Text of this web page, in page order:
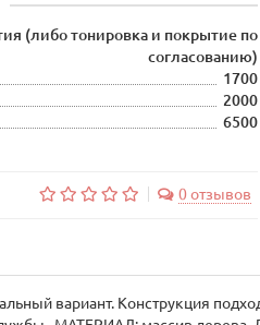
(либо тонировка и покрытие по
согласованию)
1700
2000
6500
0 отзывов
вариант. Конструкция